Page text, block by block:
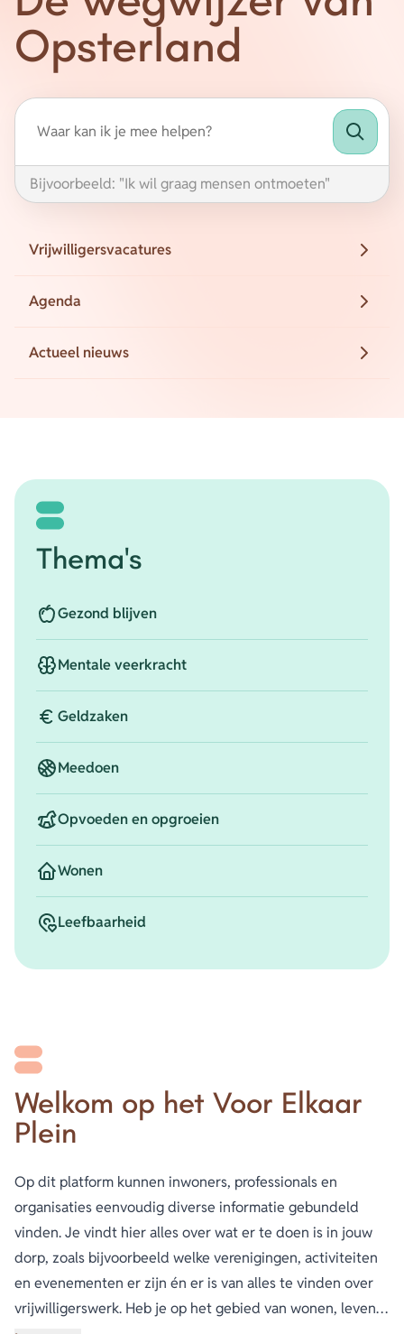
Energie
Contact
Inloggen
Home
Opsterland
Bijvoorbeeld: "Ik wil graag mensen ontmoeten"
Vrijwilligersvacatures
Agenda
Actueel nieuws
Thema's
Gezond blijven
Mentale veerkracht
Geldzaken
Meedoen
Opvoeden en opgroeien
Wonen
Leefbaarheid
Welkom op het Voor Elkaar
Plein
Op dit platform kunnen inwoners, professionals en
organisaties eenvoudig diverse informatie gebundeld
vinden. Je vindt hier alles over wat er te doen is in jouw
dorp, zoals bijvoorbeeld welke verenigingen, activiteiten
en evenementen er zijn én er is van alles te vinden over
vrijwilligerswerk. Heb je op het gebied van wonen, leven,